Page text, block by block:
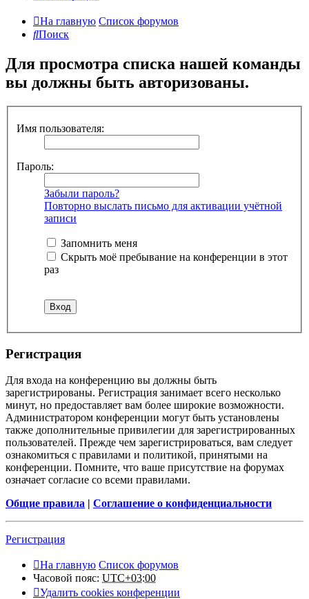
На главную Список форумов
Поиск
Для просмотра списка нашей команды
вы должны быть авторизованы.
Имя пользователя:
Пароль:
Забыли пароль?
Повторно выслать письмо для активации учётной
записи
Запомнить меня
Скрыть моё пребывание на конференции в этот
раз
Регистрация
Для входа на конференцию вы должны быть
зарегистрированы. Регистрация занимает всего несколько
минут, но предоставляет вам более широкие возможности.
Администратором конференции могут быть установлены
также дополнительные привилегии для зарегистрированных
пользователей. Прежде чем зарегистрироваться, вам следует
ознакомиться с правилами и политикой, принятыми на
конференции. Помните, что ваше присутствие на форумах
означает согласие со всеми правилами.
Общие правила | Соглашение о конфиденциальности
Регистрация
На главную Список форумов
Часовой пояс: UTC+03:00
Удалить cookies конференции